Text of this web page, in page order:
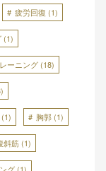
疲労回復 (1)
(1)
ーニング (18)
(1) 胸郭 (1)
斜筋 (1)